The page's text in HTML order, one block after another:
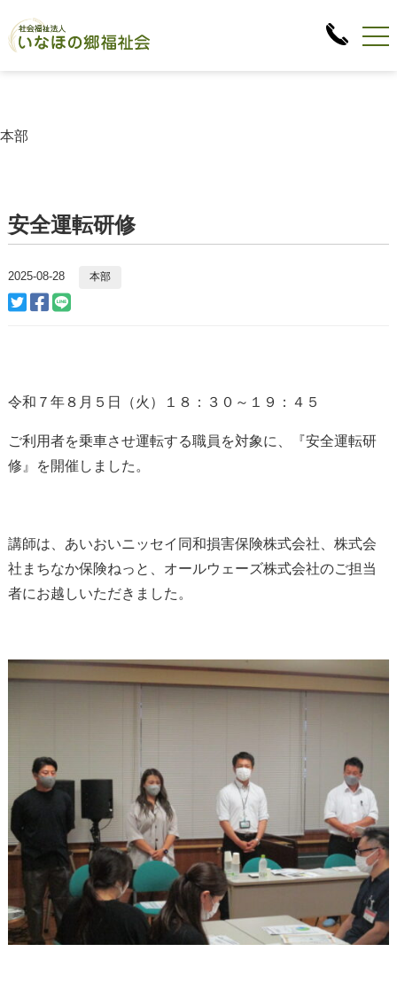
本部
安全運転研修
2025-08-28 本部
令和７年８月５日（火）１８：３０～１９：４５
ご利用者を乗車させ運転する職員を対象に、『安全運転研
修』を開催しました。
講師は、あいおいニッセイ同和損害保険株式会社、株式会
社まちなか保険ねっと、オールウェーズ株式会社のご担当
者にお越しいただきました。